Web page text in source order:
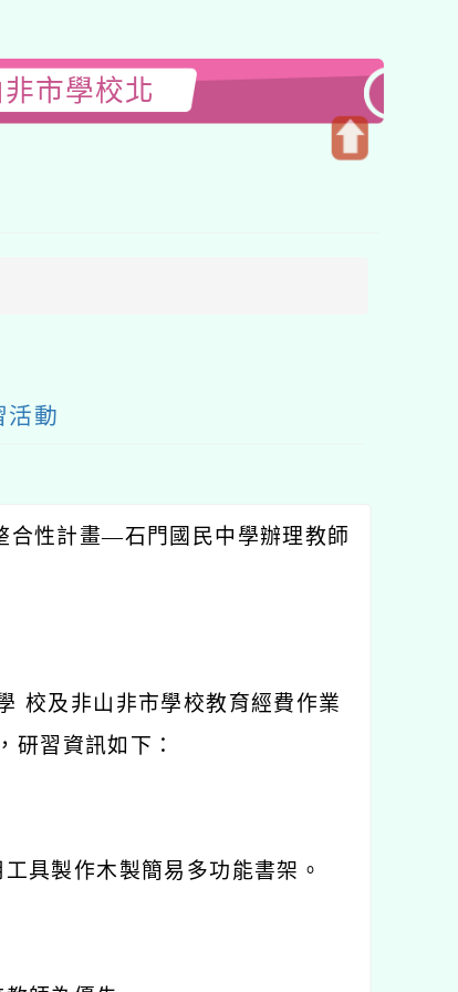
市學校北
活動
合性計畫—石門國民中學辦理教師
校及非山非市學校教育經費作業
研習資訊如下：
具製作木製簡易多功能書架。